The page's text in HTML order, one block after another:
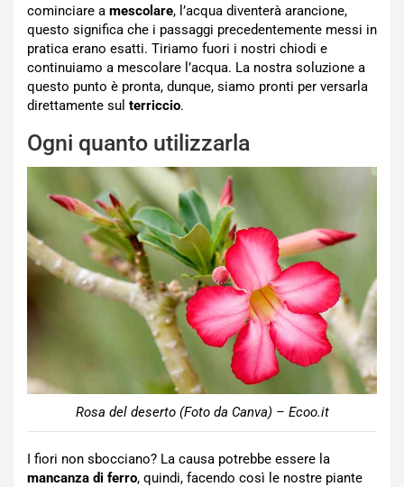
cominciare a mescolare, l’acqua diventerà arancione,
questo significa che i passaggi precedentemente messi in
pratica erano esatti. Tiriamo fuori i nostri chiodi e
continuiamo a mescolare l’acqua. La nostra soluzione a
questo punto è pronta, dunque, siamo pronti per versarla
direttamente sul terriccio.
Ogni quanto utilizzarla
Rosa del deserto (Foto da Canva) – Ecoo.it
I fiori non sbocciano? La causa potrebbe essere la
mancanza di ferro, quindi, facendo così le nostre piante